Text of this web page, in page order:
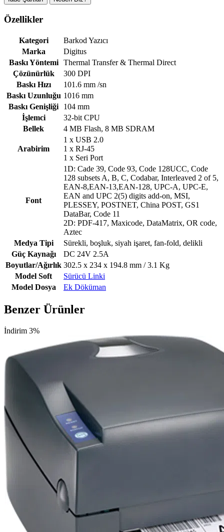
Özellikler
Kategori
Barkod Yazıcı
Marka
Digitus
Baskı Yöntemi
Thermal Transfer & Thermal Direct
Çözünürlük
300 DPI
Baskı Hızı
101.6 mm /sn
Baskı Uzunluğu 1016 mm
Baskı Genişliği
104 mm
İşlemci
32-bit CPU
Bellek
4 MB Flash, 8 MB SDRAM
Arabirim
1 x USB 2.0
1 x RJ-45
1 x Seri Port
Font
1D: Cade 39, Code 93, Code 128UCC, Code
128 subsets A, B, C, Codabar, Interleaved 2 of 5,
EAN-8,EAN-13,EAN-128, UPC-A, UPC-E,
EAN and UPC 2(5) digits add-on, MSI,
PLESSEY, POSTNET, China POST, GS1
DataBar, Code 11
2D: PDF-417, Maxicode, DataMatrix, OR code,
Aztec
Medya Tipi
Sürekli, boşluk, siyah işaret, fan-fold, delikli
Güç Kaynağı
DC 24V 2.5A
Boyutlar/Ağırlık 302.5 x 234 x 194.8 mm / 3.1 Kg
Model Soft
Sürücü Linki
Model Dosya
Ek Döküman
Benzer Ürünler
İndirim 3%